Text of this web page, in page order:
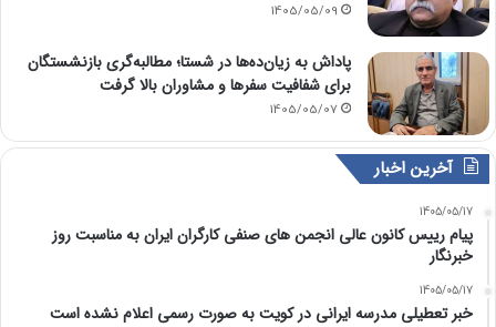
1405/05/09
پاداش به زیان‌ده‌ها در شستا؛ مطالبه‌گری بازنشستگان
برای شفافیت سفرها و مشاوران بالا گرفت
1405/05/07
آخرین اخبار
1405/05/17
پیام رییس کانون عالی انجمن های صنفی کارگران ایران به مناسبت روز
خبرنگار
1405/05/17
خبر تعطیلی مدرسه ایرانی در کویت به صورت رسمی اعلام نشده است